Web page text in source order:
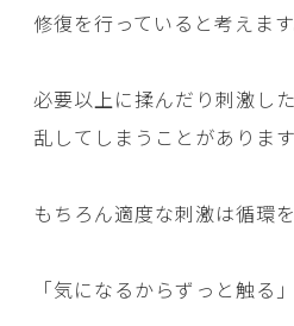
修復を行っていると考えます
必要以上に揉んだり刺激し
乱してしまうことがあります
もちろん適度な刺激は循環
「気になるからずっと触る」